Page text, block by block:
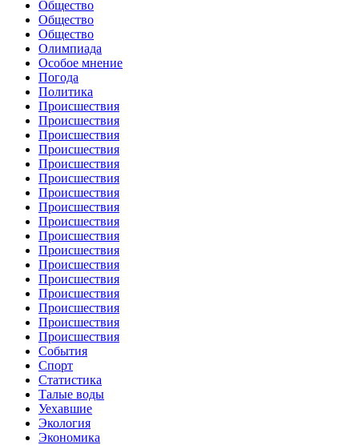
Общество
Общество
Общество
Олимпиада
Особое мнение
Погода
Политика
Происшествия
Происшествия
Происшествия
Происшествия
Происшествия
Происшествия
Происшествия
Происшествия
Происшествия
Происшествия
Происшествия
Происшествия
Происшествия
Происшествия
Происшествия
Происшествия
Происшествия
События
Спорт
Статистика
Талые воды
Уехавшие
Экология
Экономика